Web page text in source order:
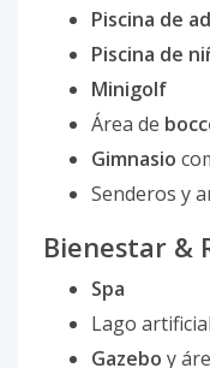
Piscina de
Piscina de
Minigolf
Área de
Gimnasio
Senderos y
Bienestar &
Spa
Lago
Gazebo y